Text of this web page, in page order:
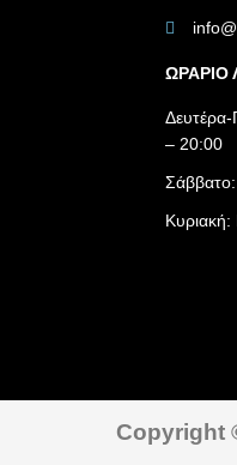
ΩΡΑΡΙΟ
– 20:00
Σάββατο:
Κυριακή:
Copyright